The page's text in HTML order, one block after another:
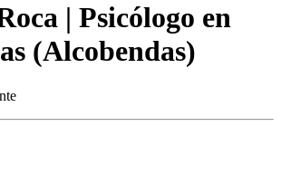
| Psicólogo en
(Alcobendas)